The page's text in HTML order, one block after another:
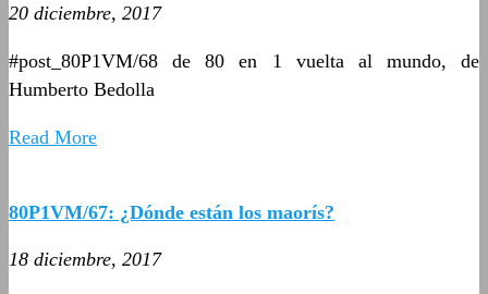
20 diciembre, 2017
#post_80P1VM/68 de 80 en 1 vuelta al mundo, de
Humberto Bedolla
Read More
80P1VM/67: ¿Dónde están los maorís?
18 diciembre, 2017